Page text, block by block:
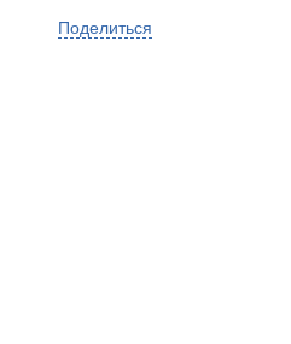
Поделиться